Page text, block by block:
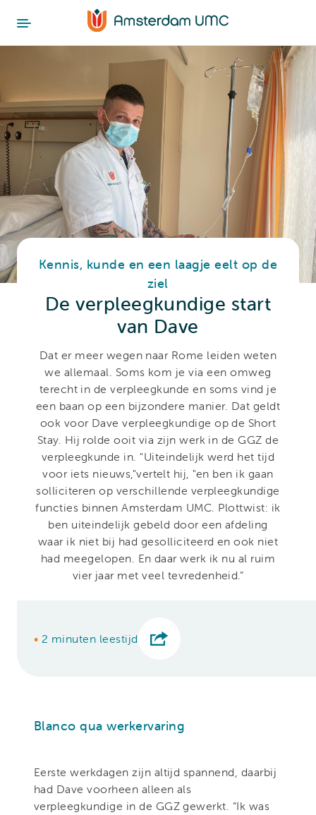
De verpleegkundige start
van Dave
Kennis, kunde en een laagje eelt op de
ziel
Dat er meer wegen naar Rome leiden weten
we allemaal. Soms kom je via een omweg
terecht in de verpleegkunde en soms vind je
een baan op een bijzondere manier. Dat geldt
ook voor Dave verpleegkundige op de Short
Stay. Hij rolde ooit via zijn werk in de GGZ de
verpleegkunde in. "Uiteindelijk werd het tijd
voor iets nieuws,"vertelt hij, "en ben ik gaan
solliciteren op verschillende verpleegkundige
functies binnen Amsterdam UMC. Plottwist: ik
ben uiteindelijk gebeld door een afdeling
waar ik niet bij had gesolliciteerd en ook niet
had meegelopen. En daar werk ik nu al ruim
vier jaar met veel tevredenheid.”
• 2 minuten leestijd
Blanco qua werkervaring
Eerste werkdagen zijn altijd spannend, daarbij
had Dave voorheen alleen als
verpleegkundige in de GGZ gewerkt. “Ik was